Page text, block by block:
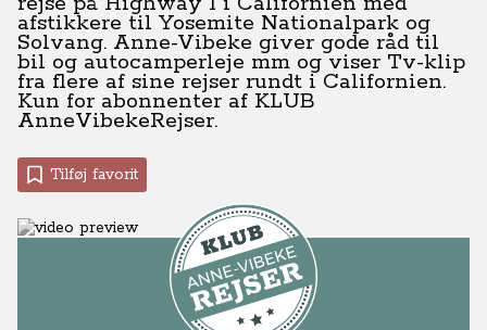
afstikkere til Yosemite Nationalpark og
Solvang. Anne-Vibeke giver gode råd til
bil og autocamperleje mm og viser Tv-klip
fra flere af sine rejser rundt i Californien.
Kun for abonnenter af KLUB
AnneVibekeRejser.
Tilføj favorit